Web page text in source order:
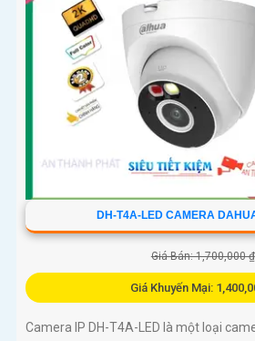
DH-T4A-LED CAMERA
Giá Bán: 1,700,000 ₫
Giá Khuyến Mại:
Camera IP DH-T4A-LED là một loại